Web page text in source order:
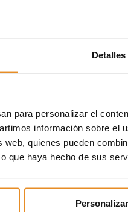
Detalles
para personalizar el
información sobre el
quienes pueden
que haya hecho de sus
Personalizar
este sistema no ha
intentos de Le
y tecnológicos,
puntual, en entornos
la producción de
de sus
en madera; en
in situ al
s.XVIII, y en la
de la industria del